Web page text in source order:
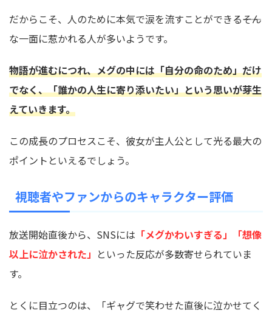
だからこそ、人のために本気で涙を流すことができる――そん
な一面に惹かれる人が多いようです。
物語が進むにつれ、メグの中には「自分の命のため」だけ
でなく、「誰かの人生に寄り添いたい」という思いが芽生
えていきます。
この成長のプロセスこそ、彼女が主人公として光る最大の
ポイントといえるでしょう。
視聴者やファンからのキャラクター評価
放送開始直後から、SNSには 「メグかわいすぎる」「想像
以上に泣かされた」 といった反応が多数寄せられていま
す。
とくに目立つのは、「ギャグで笑わせた直後に泣かせてく